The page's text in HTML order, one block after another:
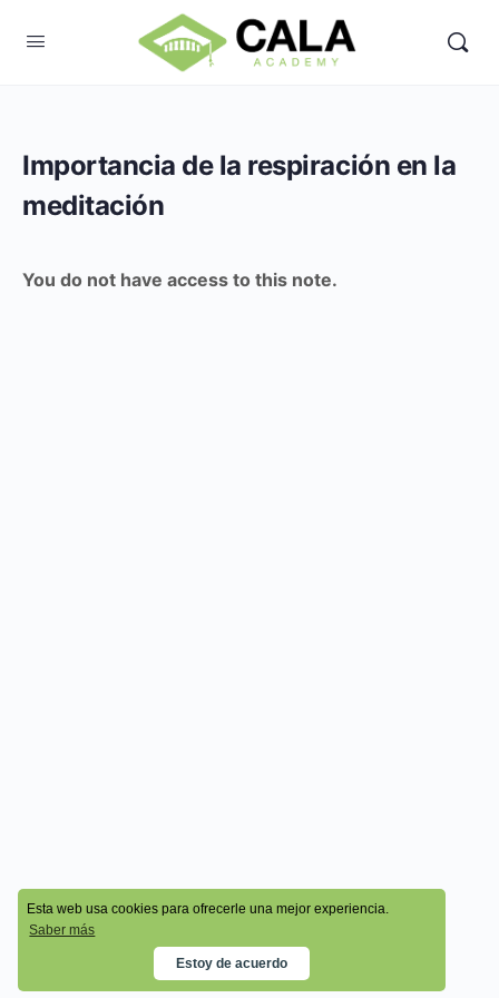
Esta web usa cookies para ofrecerle una mejor experiencia.
Saber más
Estoy de acuerdo
Importancia de la respiración en la
meditación
You do not have access to this note.
© 2026 - Cala Academy